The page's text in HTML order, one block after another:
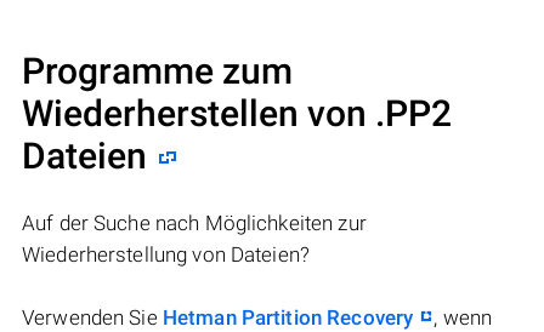
Programme zum
Wiederherstellen von .PP2
Dateien
Auf der Suche nach Möglichkeiten zur
Wiederherstellung von Dateien?
Verwenden Sie Hetman Partition Recovery
, wenn